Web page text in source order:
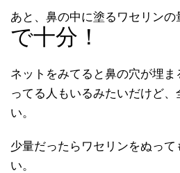
あと、鼻の中に塗るワセリンの
で十分！
ネットをみてると鼻の穴が埋
ってる人もいるみたいだけど
い。
少量だったらワセリンをぬっ
い。